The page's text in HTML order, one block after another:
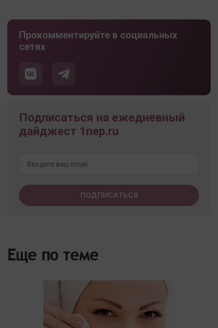
Прокомментируйте в социальных
сетях
Подписаться на ежедневный
дайджест 1nep.ru
Еще по теме